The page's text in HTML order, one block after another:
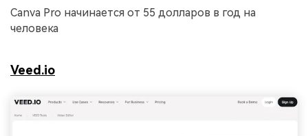
Canva Pro начинается от 55 долларов в год на
человека
Veed.io